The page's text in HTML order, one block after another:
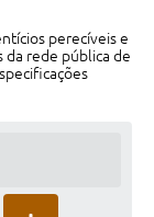
perecíveis e
da rede pública de